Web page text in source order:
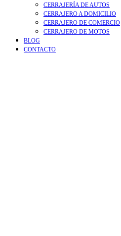
CERRAJERÍA DE AUTOS
CERRAJERO A DOMICILIO
CERRAJERO DE COMERCIO
CERRAJERO DE MOTOS
BLOG
CONTACTO